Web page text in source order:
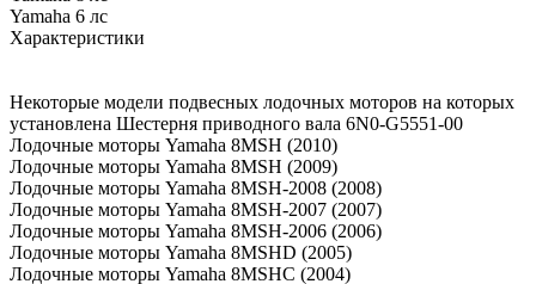
Yamaha 6 лс
Характеристики
Некоторые модели подвесных лодочных моторов на которых
установлена Шестерня приводного вала 6N0-G5551-00
Лодочные моторы Yamaha 8MSH (2010)
Лодочные моторы Yamaha 8MSH (2009)
Лодочные моторы Yamaha 8MSH-2008 (2008)
Лодочные моторы Yamaha 8MSH-2007 (2007)
Лодочные моторы Yamaha 8MSH-2006 (2006)
Лодочные моторы Yamaha 8MSHD (2005)
Лодочные моторы Yamaha 8MSHC (2004)